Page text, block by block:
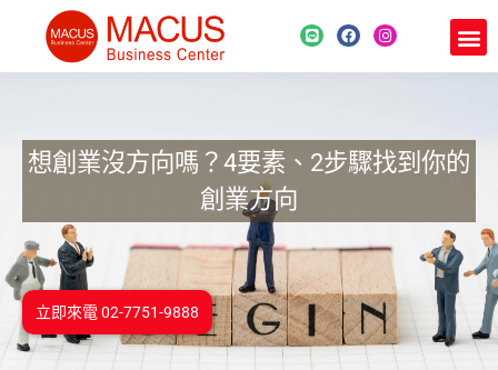
想創業沒方向嗎？4要素、2步驟找到你的
創業方向
立即來電 02-7751-9888